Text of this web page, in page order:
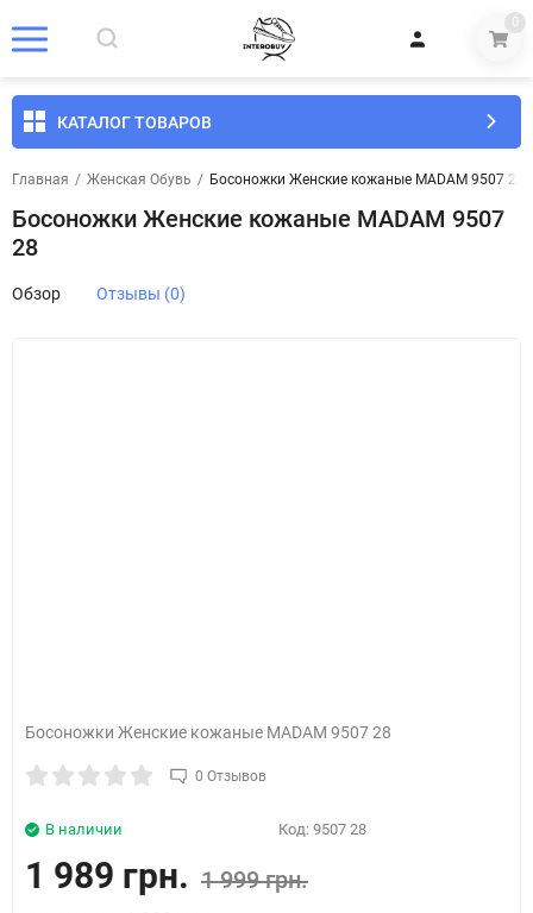
0
КАТАЛОГ ТОВАРОВ
Главная / Женская Обувь / Босоножки Женские кожаные MADAM 9507 28
Босоножки Женские кожаные MADAM 9507
28
Обзор Отзывы (0)
Босоножки Женские кожаные MADAM 9507 28
0 Отзывов
В наличии Код: 9507 28
1 989 грн. 1 999 грн.